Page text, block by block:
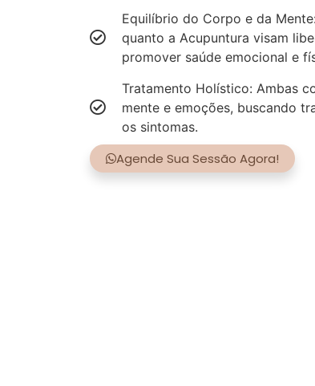
Equilíbrio do Corpo e da
quanto a Acupuntura visam
promover saúde emocional e
Tratamento Holístico: Ambas
mente e emoções, buscando
os sintomas.
Agende Sua Sessão Agora!